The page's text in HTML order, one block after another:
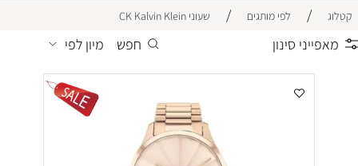
קטלוג / לפי מותגים / שעוני CK Kalvin Klein
מאפייני סינון חפש מיון לפי